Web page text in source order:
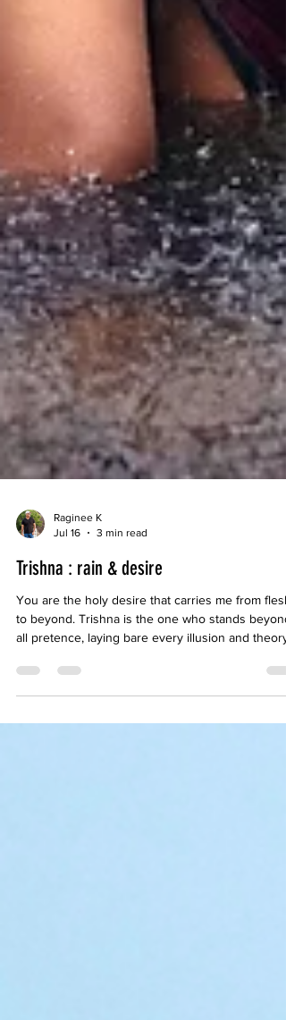
Jul 16
3 min read
Trishna : rain & desire
You are the holy desire that carries me from flesh
to beyond. Trishna is the one who stands beyond
all pretence, laying bare every illusion and theory.
answer lies hidden within itself.